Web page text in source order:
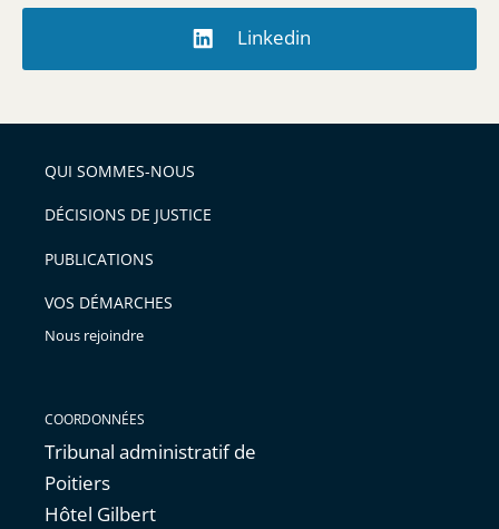
Linkedin
QUI SOMMES-NOUS
DÉCISIONS DE JUSTICE
PUBLICATIONS
VOS DÉMARCHES
Nous rejoindre
COORDONNÉES
Tribunal administratif de
Poitiers
Hôtel Gilbert